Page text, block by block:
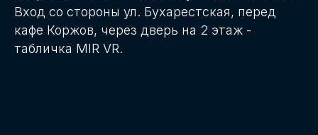
Вход со стороны ул. Бухарестская, перед
кафе Коржов, через дверь на 2 этаж -
табличка MIR VR.